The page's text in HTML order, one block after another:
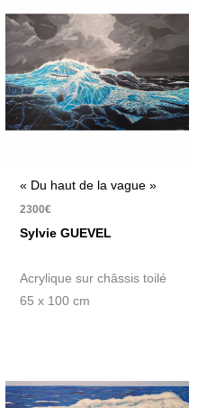
« Du haut de la vague »
2300€
Sylvie GUEVEL
Acrylique sur châssis toilé
65 x 100 cm